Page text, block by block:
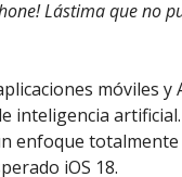
Lástima que no
móviles
inteligencia
enfoque
iOS 18.